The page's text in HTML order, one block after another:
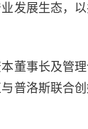
发展生态，
董事长及管
普洛斯联合